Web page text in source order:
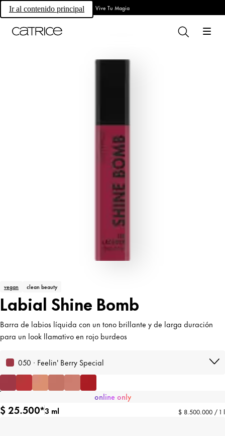
Ir al contenido principal Vive Tu Magia
vegan clean beauty
Labial Shine Bomb
Barra de labios líquida con un tono brillante y de larga duración
para un look llamativo en rojo burdeos
050 · Feelin' Berry Special
online only
$ 25.500*3 ml $ 8.500.000 / 1 l